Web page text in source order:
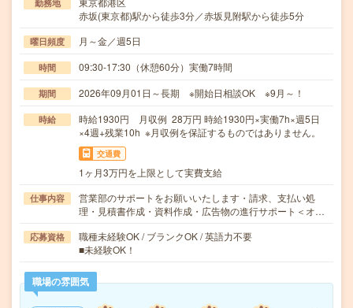
勤務地
赤坂(東京都)駅から徒歩3分／赤坂見附駅から徒歩5分
曜日頻度 月～金／週5日
時間 09:30-17:30（休憩60分）実働7時間
期間 2026年09月01日～長期 ※開始日相談OK ※9月～！
時給
時給1930円 月収例 28万円 時給1930円×実働7h×週5日
×4週+残業10h ※月収例を保証するものではありません。
交通費
1ヶ月3万円を上限として実費支給
仕事内容
営業部のサポートをお願いいたします・請求、支払い処
理・見積書作成・資料作成・広告物の進行サポート＜オ…
応募資格
職種未経験OK / ブランクOK / 英語力不要
■未経験OK！
職場の雰囲気